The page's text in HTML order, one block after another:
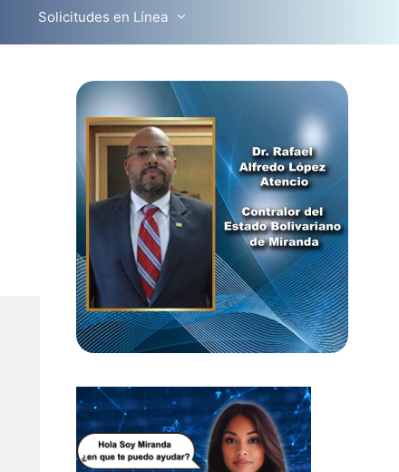
Solicitudes en Línea